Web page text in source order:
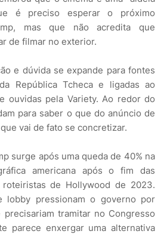
é preciso esperar o próximo
mas que não acredita que
de filmar no exterior.
e dúvida se expande para fontes
República Tcheca e ligadas ao
ouvidas pela Variety. Ao redor do
para saber o que do anúncio de
vai de fato se concretizar.
surge após uma queda de 40% na
americana após o fim das
de Hollywood de 2023.
lobby pressionam o governo por
tramitar no Congresso
parece enxergar uma alternativa